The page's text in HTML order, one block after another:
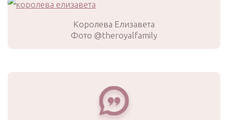
Королева Елизавета
Фото @theroyalfamily